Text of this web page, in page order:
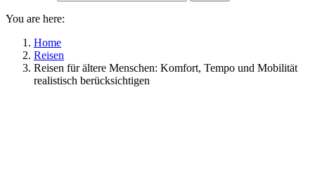
You are here:
Home
Reisen
Reisen für ältere Menschen: Komfort, Tempo und Mobilität
realistisch berücksichtigen